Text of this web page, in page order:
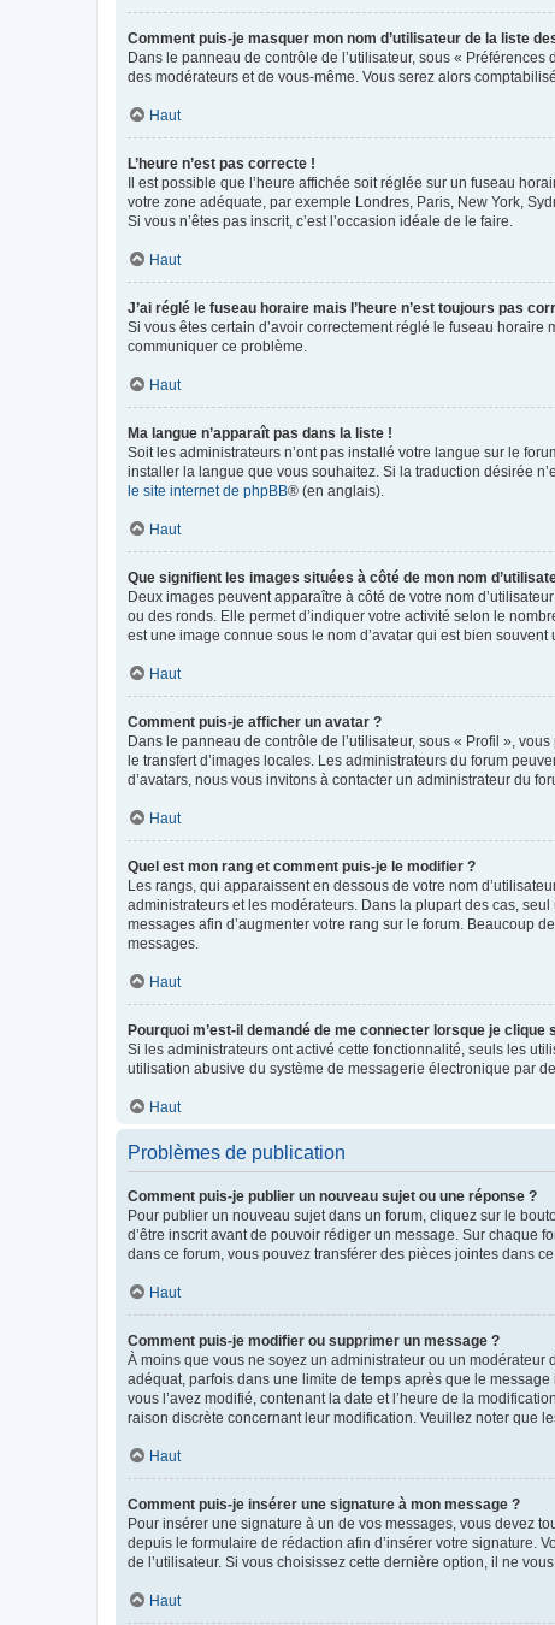
Comment puis-je masquer mon nom d’utilisateur de la liste
Dans le panneau de contrôle de l’utilisateur, sous «
des modérateurs et de vous-même. Vous serez alors
Haut
L’heure n’est pas correcte !
Il est possible que l’heure affichée soit réglée sur un fuseau
votre zone adéquate, par exemple Londres, Paris, New York,
Si vous n’êtes pas inscrit, c’est l’occasion idéale de le faire.
Haut
J’ai réglé le fuseau horaire mais l’heure n’est toujours pas
Si vous êtes certain d’avoir correctement réglé le fuseau
communiquer ce problème.
Haut
Ma langue n’apparaît pas dans la liste !
Soit les administrateurs n’ont pas installé votre langue sur le
installer la langue que vous souhaitez. Si la traduction désirée
le site internet de phpBB® (en anglais).
Haut
Que signifient les images situées à côté de mon nom
Deux images peuvent apparaître à côté de votre nom
ou des ronds. Elle permet d’indiquer votre activité selon le
est une image connue sous le nom d’avatar qui est bien
Haut
Comment puis-je afficher un avatar ?
Dans le panneau de contrôle de l’utilisateur, sous « Profil »,
le transfert d’images locales. Les administrateurs du forum
d’avatars, nous vous invitons à contacter un administrateur du
Haut
Quel est mon rang et comment puis-je le modifier ?
Les rangs, qui apparaissent en dessous de votre nom
administrateurs et les modérateurs. Dans la plupart des cas,
messages afin d’augmenter votre rang sur le forum. Beaucoup
messages.
Haut
Pourquoi m’est-il demandé de me connecter lorsque je
Si les administrateurs ont activé cette fonctionnalité, seuls les
utilisation abusive du système de messagerie électronique par
Haut
Problèmes de publication
Comment puis-je publier un nouveau sujet ou une réponse ?
Pour publier un nouveau sujet dans un forum, cliquez sur le
d’être inscrit avant de pouvoir rédiger un message. Sur chaque
dans ce forum, vous pouvez transférer des pièces jointes dans ce
Haut
Comment puis-je modifier ou supprimer un message ?
À moins que vous ne soyez un administrateur ou un
adéquat, parfois dans une limite de temps après que le
vous l’avez modifié, contenant la date et l’heure de la
raison discrète concernant leur modification. Veuillez noter que
Haut
Comment puis-je insérer une signature à mon message ?
Pour insérer une signature à un de vos messages, vous devez
depuis le formulaire de rédaction afin d’insérer votre signature.
de l’utilisateur. Si vous choisissez cette dernière option, il ne
Haut